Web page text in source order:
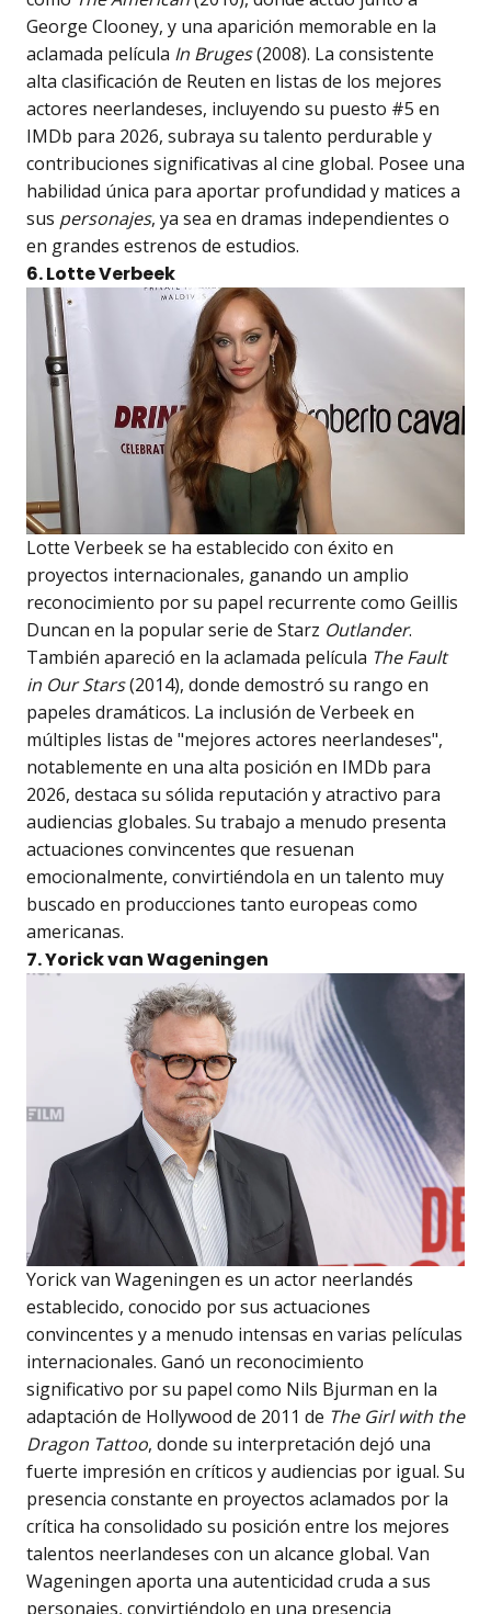
George Clooney, y una aparición memorable en la
aclamada película In Bruges(2008). La consistente
alta clasificación de Reuten en listas de los mejores
actores neerlandeses, incluyendo su puesto #5 en
IMDb para 2026, subraya su talento perdurable y
contribuciones significativas al cine global. Posee una
habilidad única para aportar profundidad y matices a
sus personajes, ya sea en dramas independientes o
en grandes estrenos de estudios.
6. Lotte Verbeek
Lotte Verbeek se ha establecido con éxito en
proyectos internacionales, ganando un amplio
reconocimiento por su papel recurrente como Geillis
Duncan en la popular serie de Starz Outlander.
También apareció en la aclamada película The Fault
in Our Stars(2014), donde demostró su rango en
papeles dramáticos. La inclusión de Verbeek en
múltiples listas de "mejores actores neerlandeses",
notablemente en una alta posición en IMDb para
2026, destaca su sólida reputación y atractivo para
audiencias globales. Su trabajo a menudo presenta
actuaciones convincentes que resuenan
emocionalmente, convirtiéndola en un talento muy
buscado en producciones tanto europeas como
americanas.
7. Yorick van Wageningen
Yorick van Wageningen es un actor neerlandés
establecido, conocido por sus actuaciones
convincentes y a menudo intensas en varias películas
internacionales. Ganó un reconocimiento
significativo por su papel como Nils Bjurman en la
adaptación de Hollywood de 2011 de The Girl with the
Dragon Tattoo, donde su interpretación dejó una
fuerte impresión en críticos y audiencias por igual. Su
presencia constante en proyectos aclamados por la
crítica ha consolidado su posición entre los mejores
talentos neerlandeses con un alcance global. Van
Wageningen aporta una autenticidad cruda a sus
personajes, convirtiéndolo en una presencia